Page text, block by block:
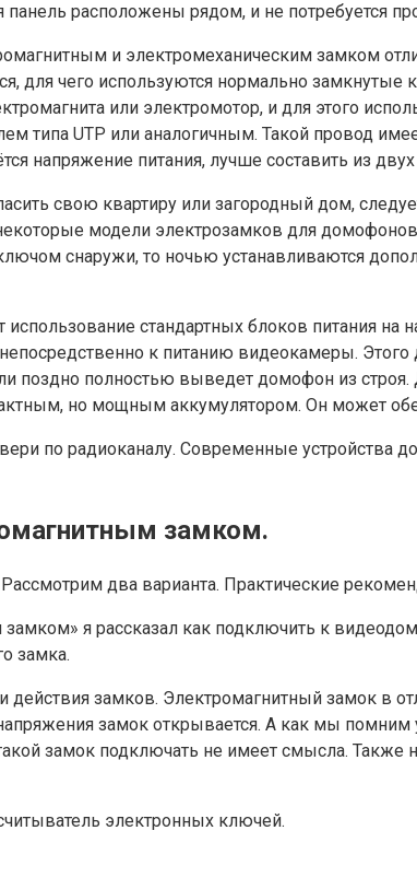
расположены рядом, и не потребуется
и электромеханическим замком
для чего используются нормально замкнутые
или электромотор, и для этого
типа UTP или аналогичным. Такой провод
напряжение питания, лучше составить из
свою квартиру или загородный дом,
модели электрозамков для
снаружи, то ночью устанавливаются
стандартных блоков питания на
к питанию видеокамеры.
поздно полностью выведет домофон из
но мощным аккумулятором. Он может
по радиоканалу. Современные устройства
замком.
Рассмотрим два варианта. Практические
я рассказал как подключить к
замка.
замков. Электромагнитный замок в
замок открывается. А как мы
замок подключать не имеет смысла. Также
электронных ключей.